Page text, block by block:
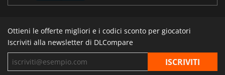
Ottieni le offerte migliori e i codici sconto per giocatori
Iscriviti alla newsletter di DLCompare